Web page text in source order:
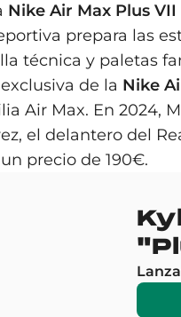
Nike Air Max Plus VII
prepara las
técnica y paletas
de la Nike
Air Max. En 2024,
el delantero del
precio de 190€.